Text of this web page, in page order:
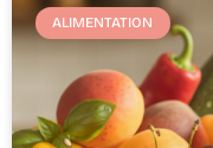
ALIMENTATION